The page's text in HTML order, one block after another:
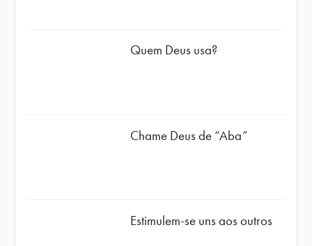
Quem Deus usa?
Chame Deus de “Aba”
Estimulem-se uns aos outros